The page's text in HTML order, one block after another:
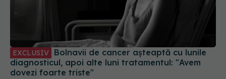
EXCLUSIV
diagnosticul, apoi alte luni tratamentul: "Avem
dovezi foarte triste"